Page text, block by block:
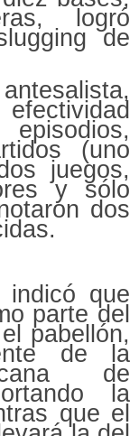
logró
de
(uno
juegos,
y sólo
dos
que
parte del
pabellón,
de la
de
la
que el